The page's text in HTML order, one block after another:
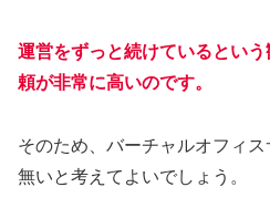
運営をずっと続けているとい
頼が非常に高いのです。
そのため、バーチャルオフィ
無いと考えてよいでしょう。